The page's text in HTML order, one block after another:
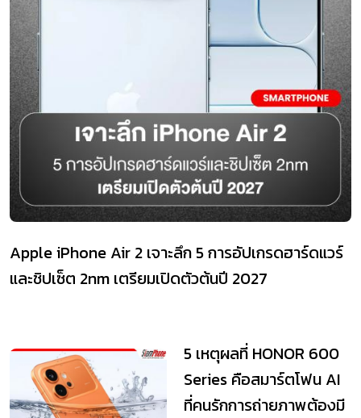
Apple iPhone Air 2 เจาะลึก 5 การอัปเกรดฮาร์ดแวร์
และชิปเซ็ต 2nm เตรียมเปิดตัวต้นปี 2027
5 เหตุผลที่ HONOR 600
Series คือสมาร์ตโฟน AI
ที่คนรักการถ่ายภาพต้องมี